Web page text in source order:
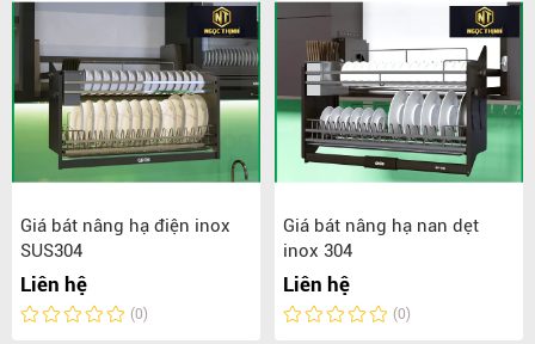
Giá bát nâng hạ điện inox
SUS304
Liên hệ
(0)
Giá bát nâng hạ nan dẹt
inox 304
Liên hệ
(0)